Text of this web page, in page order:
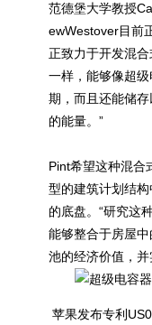
范德堡大学教授
ewWestover目前
正致力于开发混合
一样，能够像超
期，而且还能储
的能量。”
Pint希望这种混合
型的建筑计划结
的底盘。“研究这
能够整合于房屋
池的经济价值，
苹果发布专利